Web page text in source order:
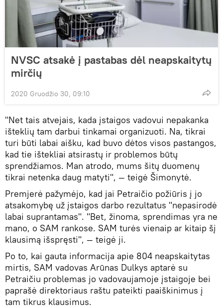
NVSC atsakė į pastabas dėl neapskaitytų
mirčių
2020 Gruodžio 30, 09:10
"Net tais atvejais, kada įstaigos vadovui nepakanka
išteklių tam darbui tinkamai organizuoti. Na, tikrai
turi būti labai aišku, kad buvo dėtos visos pastangos,
kad tie ištekliai atsirastų ir problemos būtų
sprendžiamos. Man atrodo, mums šitų duomenų
tikrai netenka daug matyti", — teigė Šimonytė.
Premjerė pažymėjo, kad jai Petraičio požiūris į jo
atsakomybę už įstaigos darbo rezultatus "nepasirodė
labai suprantamas". "Bet, žinoma, sprendimas yra ne
mano, o SAM rankose. SAM turės vienaip ar kitaip šį
klausimą išspręsti", — teigė ji.
Po to, kai gauta informacija apie 804 neapskaitytas
mirtis, SAM vadovas Arūnas Dulkys aptarė su
Petraičiu problemas jo vadovaujamoje įstaigoje bei
paprašė direktoriaus raštu pateikti paaiškinimus į
tam tikrus klausimus.